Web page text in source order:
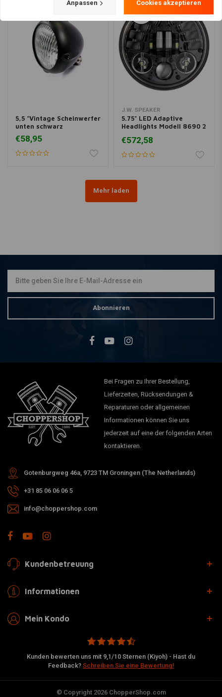
5,5 "Vintage Scheinwerfer
unten schwarz
€58,95
J.W. SPEAKER
5.75" LED Adaptive
Headlights Modell 8690 2
€572,58
Mehr laden
Abonnieren
Bei Fragen zu Ihrer Bestellung,
Lieferzeiten, Rücksendungen &
Reparaturen oder allgemeinen
Informationen können Sie uns
jederzeit auf eine der folgenden Arten
kontaktieren.
Gotenburgweg 46a, 9723 TM Groningen (The Netherlands)
+31 85 06 06 06 5
info@choppershop.com
Kundenbetreuung
Informationen
Mein Kondo
Kunden bewerten uns mit 9,1/10 Sternen (Kiyoh) - Hast du
Feedback? Schreiben Sie eine Bewertung!
© Copyright 2026 ChopperShop.com
Anpassen Cookies akzeptieren